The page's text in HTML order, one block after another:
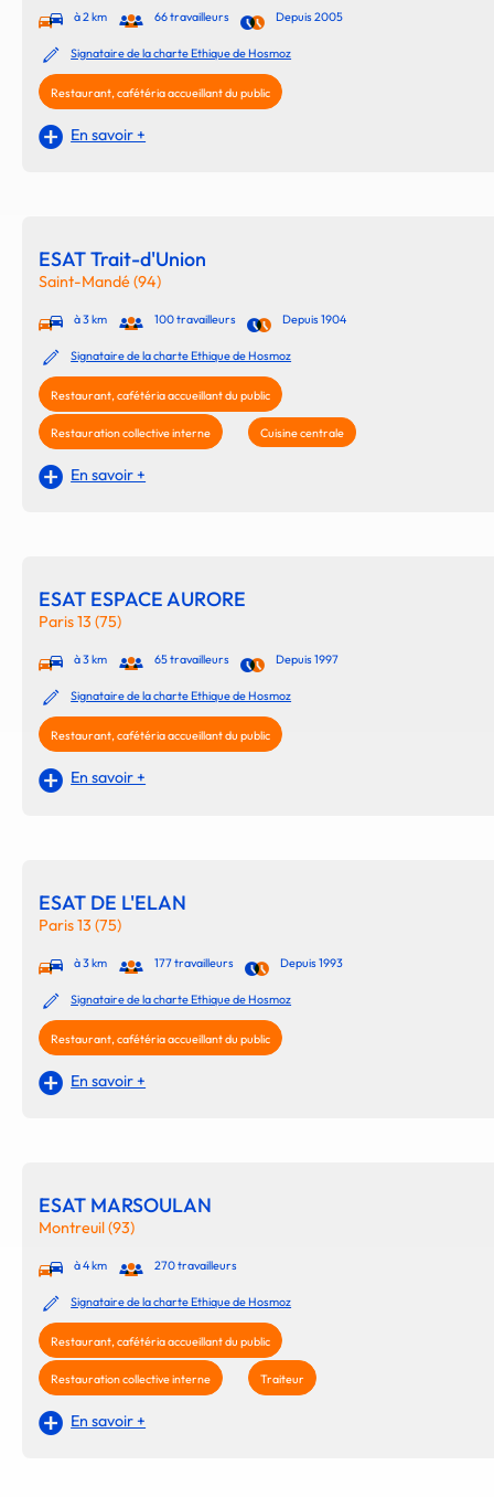
à 2 km 66 travailleurs Depuis 2005
Signataire de la charte Ethique de Hosmoz
Restaurant, cafétéria accueillant du public
En savoir +
ESAT Trait-d'Union
Saint-Mandé (94)
à 3 km 100 travailleurs Depuis 1904
Signataire de la charte Ethique de Hosmoz
Restaurant, cafétéria accueillant du public
Restauration collective interne Cuisine centrale
En savoir +
ESAT ESPACE AURORE
Paris 13 (75)
à 3 km 65 travailleurs Depuis 1997
Signataire de la charte Ethique de Hosmoz
Restaurant, cafétéria accueillant du public
En savoir +
ESAT DE L'ELAN
Paris 13 (75)
à 3 km 177 travailleurs Depuis 1993
Signataire de la charte Ethique de Hosmoz
Restaurant, cafétéria accueillant du public
En savoir +
ESAT MARSOULAN
Montreuil (93)
à 4 km 270 travailleurs
Signataire de la charte Ethique de Hosmoz
Restaurant, cafétéria accueillant du public
Restauration collective interne Traiteur
En savoir +